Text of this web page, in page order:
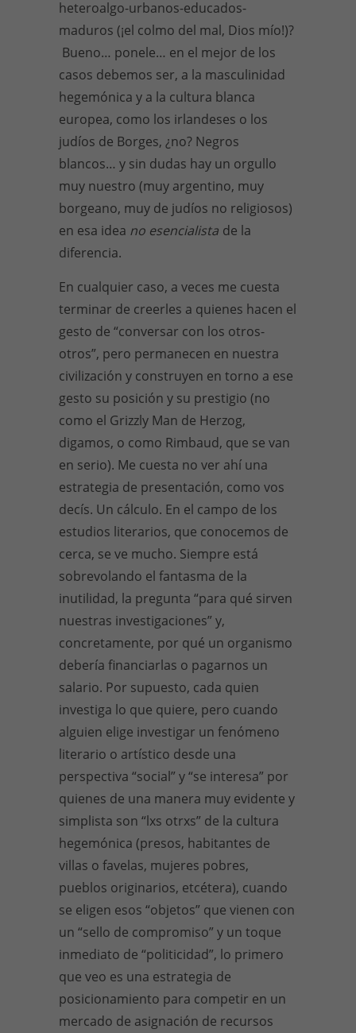
heteroalgo-urbanos-educados-
maduros (¡el colmo del mal, Dios mío!)?
Bueno… ponele… en el mejor de los
casos debemos ser, a la masculinidad
hegemónica y a la cultura blanca
europea, como los irlandeses o los
judíos de Borges, ¿no? Negros
blancos… y sin dudas hay un orgullo
muy nuestro (muy argentino, muy
borgeano, muy de judíos no religiosos)
en esa idea no esencialista de la
diferencia.
En cualquier caso, a veces me cuesta
terminar de creerles a quienes hacen el
gesto de “conversar con los otros-
otros”, pero permanecen en nuestra
civilización y construyen en torno a ese
gesto su posición y su prestigio (no
como el Grizzly Man de Herzog,
digamos, o como Rimbaud, que se van
en serio). Me cuesta no ver ahí una
estrategia de presentación, como vos
decís. Un cálculo. En el campo de los
estudios literarios, que conocemos de
cerca, se ve mucho. Siempre está
sobrevolando el fantasma de la
inutilidad, la pregunta “para qué sirven
nuestras investigaciones” y,
concretamente, por qué un organismo
debería financiarlas o pagarnos un
salario. Por supuesto, cada quien
investiga lo que quiere, pero cuando
alguien elige investigar un fenómeno
literario o artístico desde una
perspectiva “social” y “se interesa” por
quienes de una manera muy evidente y
simplista son “lxs otrxs” de la cultura
hegemónica (presos, habitantes de
villas o favelas, mujeres pobres,
pueblos originarios, etcétera), cuando
se eligen esos “objetos” que vienen con
un “sello de compromiso” y un toque
inmediato de “politicidad”, lo primero
que veo es una estrategia de
posicionamiento para competir en un
mercado de asignación de recursos